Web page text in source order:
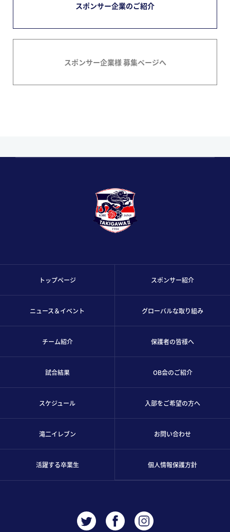
スポンサー企業のご紹介
スポンサー企業様 募集ページへ
トップページ
ニュース＆イベント
チーム紹介
試合結果
スケジュール
滝二イレブン
活躍する卒業生
スポンサー紹介
グローバルな取り組み
保護者の皆様へ
OB会のご紹介
入部をご希望の方へ
お問い合わせ
個人情報保護方針